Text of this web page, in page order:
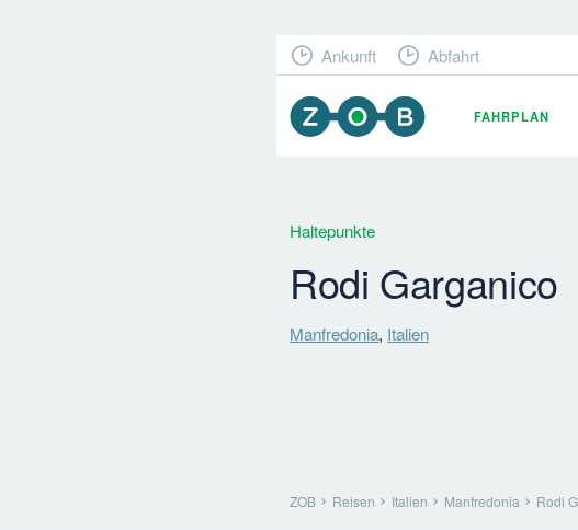
FAHRPLAN
Ankunft Abfahrt
Haltepunkte
Rodi Garganico
Manfredonia, Italien
ZOB Reisen Italien Manfredonia Rodi